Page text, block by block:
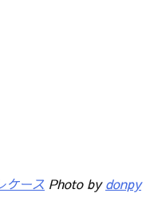
ケース Photo bydonpy